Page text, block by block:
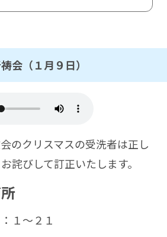
会（１月９日）
のクリスマスの受洗者は正し
詫びして訂正いたします。
１～２１